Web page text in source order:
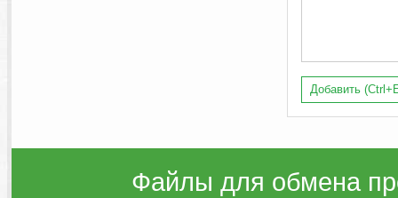
Добавить
Файлы для обмена